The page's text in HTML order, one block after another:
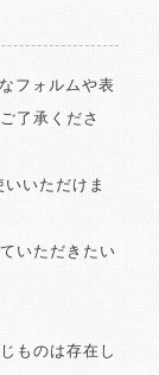
フォルムや表
了承くださ
いただけま
いただきたい
ものは存在し